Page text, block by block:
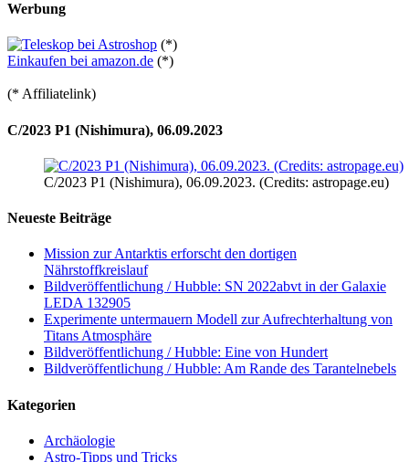
Werbung
(*)
Einkaufen bei amazon.de (*)
(* Affiliatelink)
C/2023 P1 (Nishimura), 06.09.2023
C/2023 P1 (Nishimura), 06.09.2023. (Credits: astropage.eu)
Neueste Beiträge
Mission zur Antarktis erforscht den dortigen
Nährstoffkreislauf
Bildveröffentlichung / Hubble: SN 2022abvt in der Galaxie
LEDA 132905
Experimente untermauern Modell zur Aufrechterhaltung von
Titans Atmosphäre
Bildveröffentlichung / Hubble: Eine von Hundert
Bildveröffentlichung / Hubble: Am Rande des Tarantelnebels
Kategorien
Archäologie
Astro-Tipps und Tricks